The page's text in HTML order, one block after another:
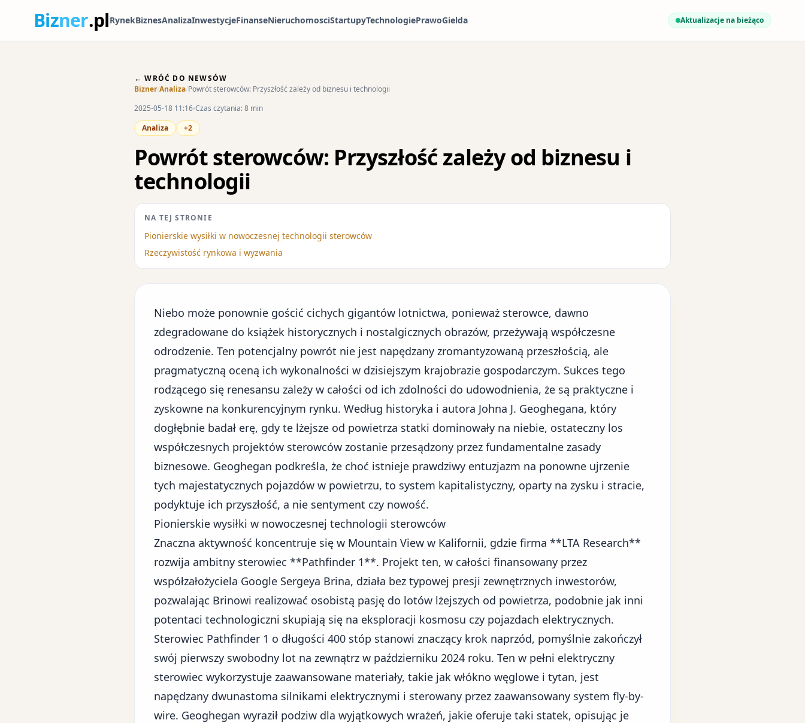
Bizner.plRynekBiznesAnalizaInwestycjeFinanseNieruchomosciStartupyTechnologiePrawoGielda Aktualizacje na bieżąco
← WRÓĆ DO NEWSÓW
Bizner/Analiza/Powrót sterowców: Przyszłość zależy od biznesu i technologii
2025-05-18 11:16 Czas czytania: 8 min
Analiza
+2
Powrót sterowców: Przyszłość zależy od biznesu i
technologii
NA TEJ STRONIE
Pionierskie wysiłki w nowoczesnej technologii sterowców
Rzeczywistość rynkowa i wyzwania
Niebo może ponownie gościć cichych gigantów lotnictwa, ponieważ sterowce, dawno
zdegradowane do książek historycznych i nostalgicznych obrazów, przeżywają współczesne
odrodzenie. Ten potencjalny powrót nie jest napędzany zromantyzowaną przeszłością, ale
pragmatyczną oceną ich wykonalności w dzisiejszym krajobrazie gospodarczym. Sukces tego
rodzącego się renesansu zależy w całości od ich zdolności do udowodnienia, że są praktyczne i
zyskowne na konkurencyjnym rynku. Według historyka i autora Johna J. Geoghegana, który
dogłębnie badał erę, gdy te lżejsze od powietrza statki dominowały na niebie, ostateczny los
współczesnych projektów sterowców zostanie przesądzony przez fundamentalne zasady
biznesowe. Geoghegan podkreśla, że choć istnieje prawdziwy entuzjazm na ponowne ujrzenie
tych majestatycznych pojazdów w powietrzu, to system kapitalistyczny, oparty na zysku i stracie,
podyktuje ich przyszłość, a nie sentyment czy nowość.
Pionierskie wysiłki w nowoczesnej technologii sterowców
Znaczna aktywność koncentruje się w Mountain View w Kalifornii, gdzie firma **LTA Research**
rozwija ambitny sterowiec **Pathfinder 1**. Projekt ten, w całości finansowany przez
współzałożyciela Google Sergeya Brina, działa bez typowej presji zewnętrznych inwestorów,
pozwalając Brinowi realizować osobistą pasję do lotów lżejszych od powietrza, podobnie jak inni
potentaci technologiczni skupiają się na eksploracji kosmosu czy pojazdach elektrycznych.
Sterowiec Pathfinder 1 o długości 400 stóp stanowi znaczący krok naprzód, pomyślnie zakończył
swój pierwszy swobodny lot na zewnątrz w październiku 2024 roku. Ten w pełni elektryczny
sterowiec wykorzystuje zaawansowane materiały, takie jak włókno węglowe i tytan, jest
napędzany dwunastoma silnikami elektrycznymi i sterowany przez zaawansowany system fly-by-
wire. Geoghegan wyraził podziw dla wyjątkowych wrażeń, jakie oferuje taki statek, opisując je